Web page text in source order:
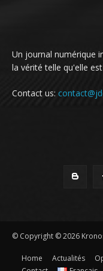
Un journal numérique
la vérité telle qu'elle
Contact us:
© Copyright © 2026
Home Actualités